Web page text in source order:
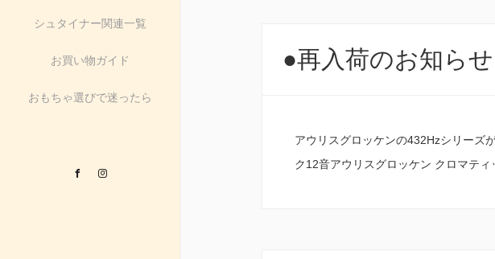
シュタイナー関連一覧
お買い物ガイド
おもちゃ選びで迷ったら
Facebook
●再入荷のお知ら
アウリスグロッケンの432Hzシリーズ
ク12音アウリスグロッケン クロマティ